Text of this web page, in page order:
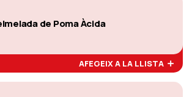
de Poma Àcida
AFEGEIX A LA LLISTA